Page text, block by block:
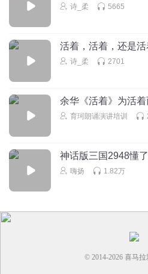
诗_柔 5665
活着，活着，还是活
诗_柔 2701
余华《活着》为活
育珂朗诵演讲培训
神话版三国2948懂
嗨扬 1.82万
© 2014-2026 喜马拉